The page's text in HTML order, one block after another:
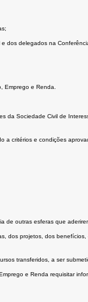
dos delegados na
Emprego e Renda.
Sociedade Civil de
critérios e condições
de outras esferas que
dos projetos, dos
transferidos, a ser
e Renda requisitar